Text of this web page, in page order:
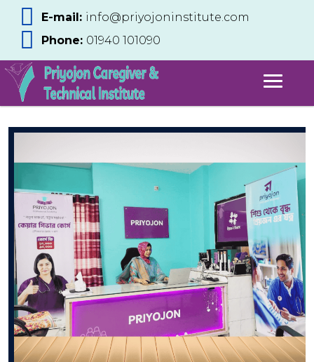
E-mail: info@priyojoninstitute.com
Phone: ‪01940 101090